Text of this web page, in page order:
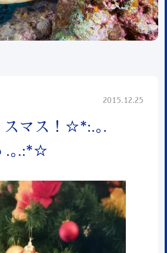
2015.12.25
スマス！☆*:.｡.
｡.:*☆